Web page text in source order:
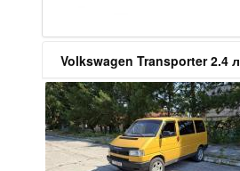
Volkswagen Transporter 2.4 л